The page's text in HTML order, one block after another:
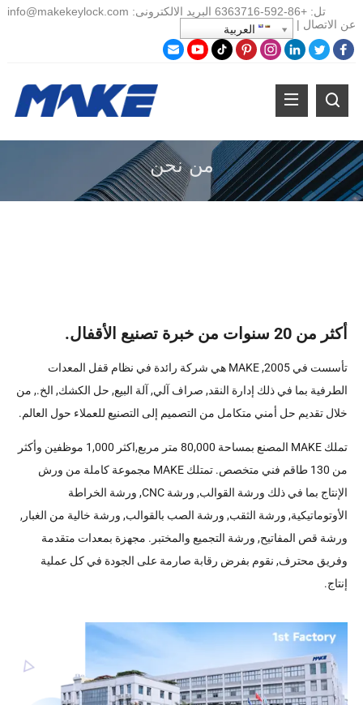
تل:+86- 592-6363716 البريد الالكترونى:
info@makekeylock.com
عن الاتصال | العربية
من نحن
أكثر من 20 سنوات من خبرة تصنيع الأقفال.
تأسست في 2005, MAKE هي شركة رائدة في نظام قفل المعدات
الطرفية بما في ذلك إدارة النقد, صراف آلي, آلة البيع, حل الكشك, الخ., من
خلال تقديم حل أمني متكامل من التصميم إلى التصنيع للعملاء حول العالم.
تملك MAKE المصنع بمساحة 80,000 متر مربع,اكثر 1,000 موظفين وأكثر
من 130 طاقم فني متخصص. تمتلك MAKE مجموعة كاملة من ورش
الإنتاج بما في ذلك ورشة القوالب, ورشة CNC, ورشة الخراطة
الأوتوماتيكية, ورشة الثقب, ورشة الصب بالقوالب, ورشة خالية من الغبار,
ورشة قص المفاتيح, ورشة التجميع والمختبر. مجهزة بمعدات متقدمة
وفريق محترف, نقوم بفرض رقابة صارمة على الجودة في كل عملية
إنتاج.